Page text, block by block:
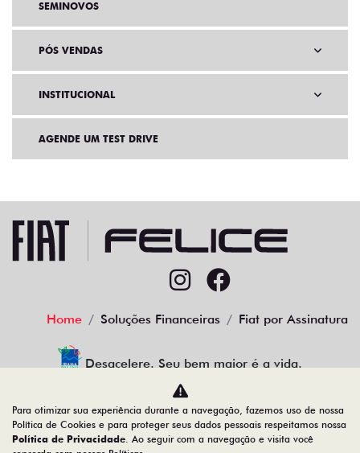
SEMINOVOS
PÓS VENDAS
INSTITUCIONAL
AGENDE UM TEST DRIVE
Home Soluções Financeiras Fiat por Assinatura
Desacelere. Seu bem maior é a vida.
91.525.790/0024-70
Para otimizar sua experiência durante a navegação, fazemos uso de nossa
Política de Cookies e para proteger seus dados pessoais respeitamos nossa
Política de Privacidade. Ao seguir com a navegação e visita você